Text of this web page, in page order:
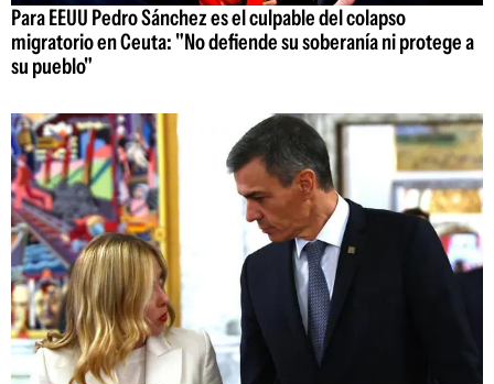
Para EEUU Pedro Sánchez es el culpable del colapso
migratorio en Ceuta: "No defiende su soberanía ni protege a
su pueblo"